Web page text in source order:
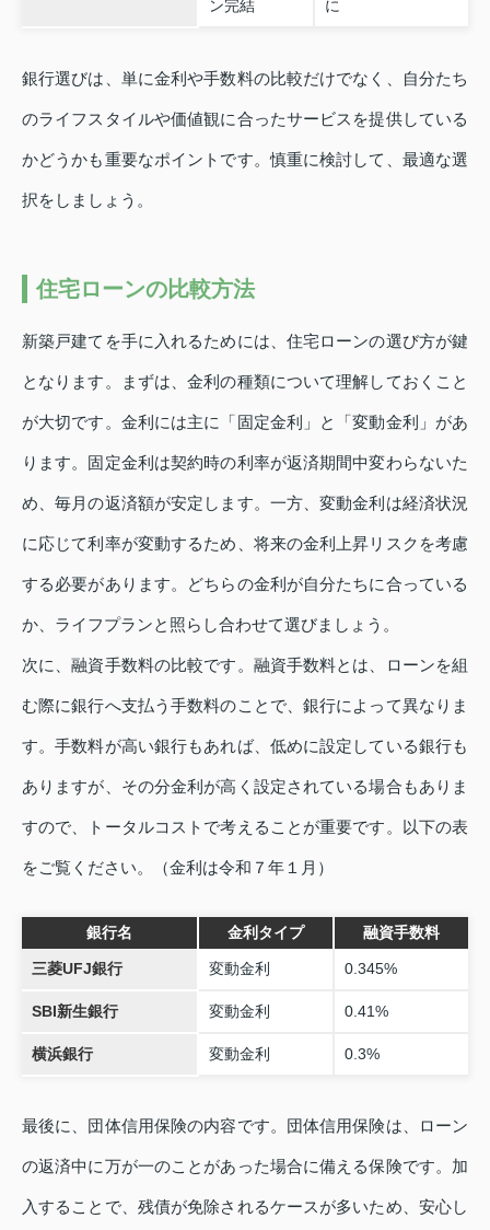
ン完結 に
銀行選びは、単に金利や手数料の比較だけでなく、自分たち
のライフスタイルや価値観に合ったサービスを提供している
かどうかも重要なポイントです。慎重に検討して、最適な選
択をしましょう。
住宅ローンの比較方法
新築戸建てを手に入れるためには、住宅ローンの選び方が鍵
となります。まずは、金利の種類について理解しておくこと
が大切です。金利には主に「固定金利」と「変動金利」があ
ります。固定金利は契約時の利率が返済期間中変わらないた
め、毎月の返済額が安定します。一方、変動金利は経済状況
に応じて利率が変動するため、将来の金利上昇リスクを考慮
する必要があります。どちらの金利が自分たちに合っている
か、ライフプランと照らし合わせて選びましょう。
次に、融資手数料の比較です。融資手数料とは、ローンを組
む際に銀行へ支払う手数料のことで、銀行によって異なりま
す。手数料が高い銀行もあれば、低めに設定している銀行も
ありますが、その分金利が高く設定されている場合もありま
すので、トータルコストで考えることが重要です。以下の表
をご覧ください。（金利は令和７年１月）
銀行名 金利タイプ 融資手数料
三菱UFJ銀行 変動金利 0.345%
SBI新生銀行 変動金利 0.41%
横浜銀行 変動金利 0.3%
最後に、団体信用保険の内容です。団体信用保険は、ローン
の返済中に万が一のことがあった場合に備える保険です。加
入することで、残債が免除されるケースが多いため、安心し